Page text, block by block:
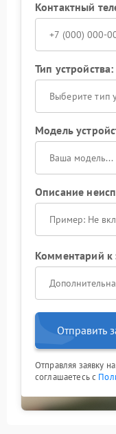
Контактный
Тип устройства:
Выберите тип
Модель
Описание
Комментарий к
Отправить
Отправляя заявку
соглашаетесь с